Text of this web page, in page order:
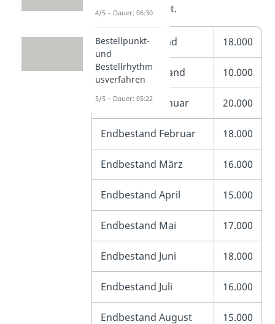
Monat aufgelistet.
Anfangsbestand 18.000
Jahresendbestand 10.000
Endbestand Januar 20.000
Endbestand Februar 18.000
Endbestand März 16.000
Endbestand April 15.000
Endbestand Mai 17.000
Endbestand Juni 18.000
Endbestand Juli 16.000
Endbestand August 15.000
4/5 – Dauer: 06:30
Bestellpunkt-
und
Bestellrhythm
usverfahren
5/5 – Dauer: 05:22